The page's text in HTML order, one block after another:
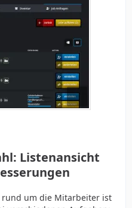
Listenansicht
rund um die Mitarbeiter ist